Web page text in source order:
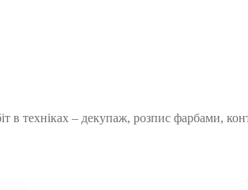
в техніках – декупаж, розпис фарбами,